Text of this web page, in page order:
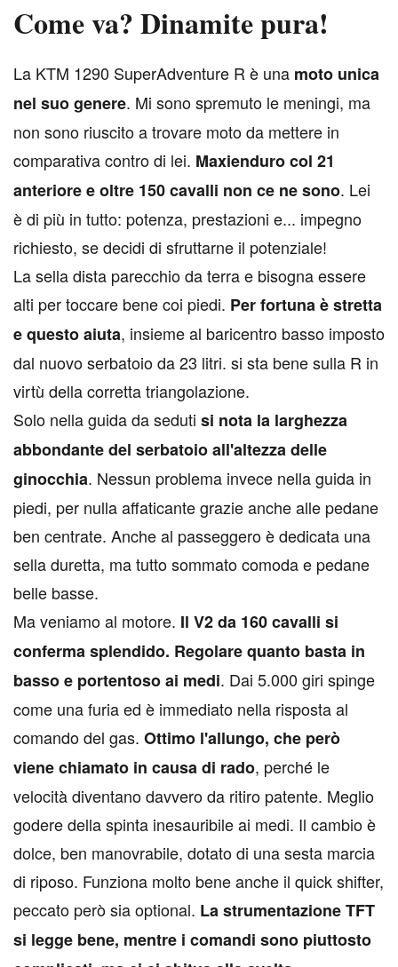
Come va? Dinamite pura!
La KTM 1290 SuperAdventure R è una moto unica
nel suo genere. Mi sono spremuto le meningi, ma
non sono riuscito a trovare moto da mettere in
comparativa contro di lei. Maxienduro col 21
anteriore e oltre 150 cavalli non ce ne sono. Lei
è di più in tutto: potenza, prestazioni e... impegno
richiesto, se decidi di sfruttarne il potenziale!
La sella dista parecchio da terra e bisogna essere
alti per toccare bene coi piedi. Per fortuna è stretta
e questo aiuta, insieme al baricentro basso imposto
dal nuovo serbatoio da 23 litri. si sta bene sulla R in
virtù della corretta triangolazione.
Solo nella guida da seduti si nota la larghezza
abbondante del serbatoio all'altezza delle
ginocchia. Nessun problema invece nella guida in
piedi, per nulla affaticante grazie anche alle pedane
ben centrate. Anche al passeggero è dedicata una
sella duretta, ma tutto sommato comoda e pedane
belle basse.
Ma veniamo al motore. Il V2 da 160 cavalli si
conferma splendido. Regolare quanto basta in
basso e portentoso ai medi. Dai 5.000 giri spinge
come una furia ed è immediato nella risposta al
comando del gas. Ottimo l'allungo, che però
viene chiamato in causa di rado, perché le
velocità diventano davvero da ritiro patente. Meglio
godere della spinta inesauribile ai medi. Il cambio è
dolce, ben manovrabile, dotato di una sesta marcia
di riposo. Funziona molto bene anche il quick shifter,
peccato però sia optional. La strumentazione TFT
si legge bene, mentre i comandi sono piuttosto